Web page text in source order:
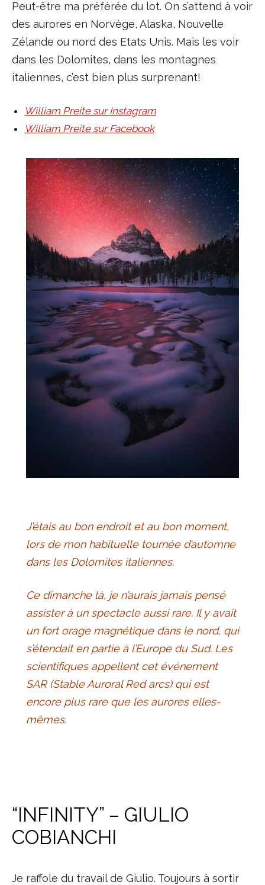
Peut-être ma préférée du lot. On s’attend à voir
des aurores en Norvège, Alaska, Nouvelle
Zélande ou nord des Etats Unis. Mais les voir
dans les Dolomites, dans les montagnes
italiennes, c’est bien plus surprenant!
William Preite sur Instagram
William Preite sur Facebook
J’étais au bon endroit et au bon moment,
lors de mon habituelle tournée d’automne
dans les Dolomites italiennes.
Ce dimanche là, je n’aurais jamais pensé
assister à un spectacle aussi rare. Il y avait
un fort orage magnétique dans le nord, qui
s’étendait en partie à l’Europe du Sud. Les
scientifiques appellent cet événement
SAR (Stable Auroral Red arcs) qui est
encore plus rare que les aurores elles-
mêmes.
“INFINITY” – GIULIO
COBIANCHI
Je raffole du travail de Giulio. Toujours à sortir